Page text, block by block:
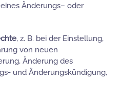
Änderungs– oder
, z. B. bei der Einstellung,
von neuen
Änderung des
und Änderungskündigung,